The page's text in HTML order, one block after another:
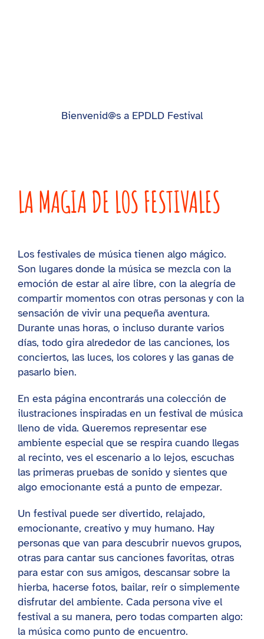
Bienvenid@s a EPDLD Festival
LA MAGIA DE LOS FESTIVALES
Los festivales de música tienen algo mágico.
Son lugares donde la música se mezcla con la
emoción de estar al aire libre, con la alegría de
compartir momentos con otras personas y con la
sensación de vivir una pequeña aventura.
Durante unas horas, o incluso durante varios
días, todo gira alrededor de las canciones, los
conciertos, las luces, los colores y las ganas de
pasarlo bien.
En esta página encontrarás una colección de
ilustraciones inspiradas en un festival de música
lleno de vida. Queremos representar ese
ambiente especial que se respira cuando llegas
al recinto, ves el escenario a lo lejos, escuchas
las primeras pruebas de sonido y sientes que
algo emocionante está a punto de empezar.
Un festival puede ser divertido, relajado,
emocionante, creativo y muy humano. Hay
personas que van para descubrir nuevos grupos,
otras para cantar sus canciones favoritas, otras
para estar con sus amigos, descansar sobre la
hierba, hacerse fotos, bailar, reír o simplemente
disfrutar del ambiente. Cada persona vive el
festival a su manera, pero todas comparten algo:
la música como punto de encuentro.